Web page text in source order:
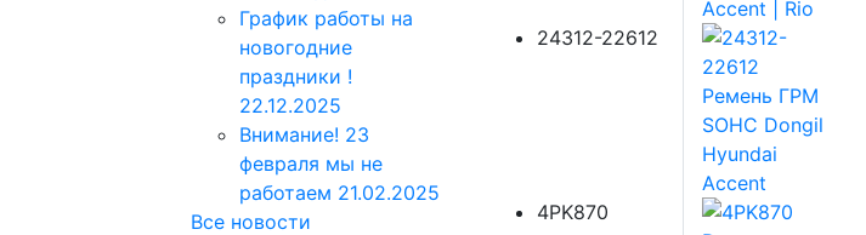
График работы на
новогодние
праздники !
22.12.2025
Внимание! 23
февраля мы не
работаем 21.02.2025
Все новости
24312-22612
4PK870